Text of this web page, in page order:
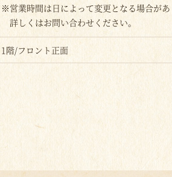
※営業時間は日によって変更となる場合が
詳しくはお問い合わせください。
1階/フロント正面